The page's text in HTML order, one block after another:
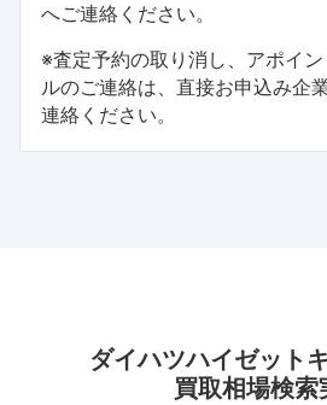
へご連絡ください。
※査定予約の取り消し、アポイ
ルのご連絡は、直接お申込み企
連絡ください。
ダイハツハイゼット
買取相場検索